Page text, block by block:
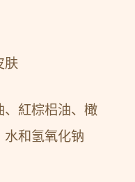
肤
、紅棕梠油、橄
水和氢氧化钠